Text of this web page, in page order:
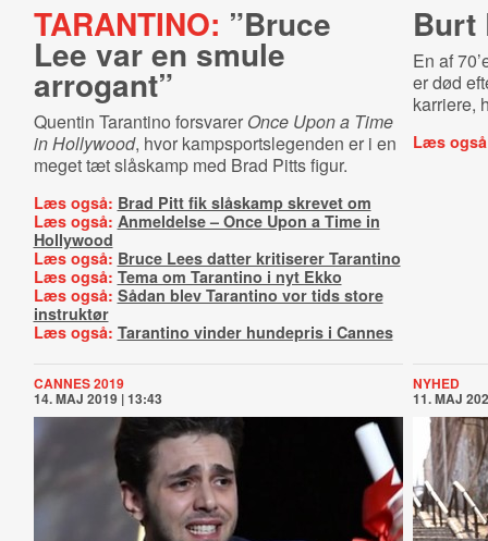
TARANTINO: ”Bruce
Lee var en smule
arrogant”
Quentin Tarantino forsvarer Once Upon a Time
in Hollywood, hvor kampsportslegenden er i en
meget tæt slåskamp med Brad Pitts figur.
Læs også: Brad Pitt fik slåskamp skrevet om
Læs også: Anmeldelse – Once Upon a Time in
Hollywood
Læs også: Bruce Lees datter kritiserer Tarantino
Læs også: Tema om Tarantino i nyt Ekko
Læs også: Sådan blev Tarantino vor tids store
instruktør
Læs også: Tarantino vinder hundepris i Cannes
Burt
En af
er død
karriere,
Læs
CANNES 2019
14. MAJ 2019 | 13:43
NYHED
11. MAJ